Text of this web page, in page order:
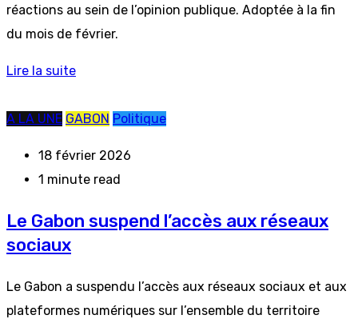
réactions au sein de l’opinion publique. Adoptée à la fin
du mois de février.
Lire la suite
A LA UNE GABON Politique
18 février 2026
1 minute read
Le Gabon suspend l’accès aux réseaux
sociaux
Le Gabon a suspendu l’accès aux réseaux sociaux et aux
plateformes numériques sur l’ensemble du territoire